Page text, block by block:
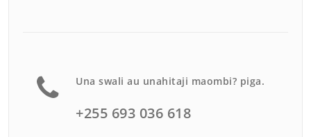
Una swali au unahitaji maombi? piga.
+255 693 036 618